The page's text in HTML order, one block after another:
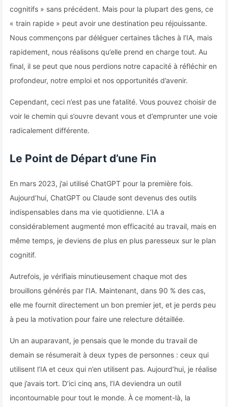
cognitifs » sans précédent. Mais pour la plupart des gens, ce
« train rapide » peut avoir une destination peu réjouissante.
Nous commençons par déléguer certaines tâches à l’IA, mais
rapidement, nous réalisons qu’elle prend en charge tout. Au
final, il se peut que nous perdions notre capacité à réfléchir en
profondeur, notre emploi et nos opportunités d’avenir.
Cependant, ceci n’est pas une fatalité. Vous pouvez choisir de
voir le chemin qui s’ouvre devant vous et d’emprunter une voie
radicalement différente.
Le Point de Départ d’une Fin
En mars 2023, j’ai utilisé ChatGPT pour la première fois.
Aujourd’hui, ChatGPT ou Claude sont devenus des outils
indispensables dans ma vie quotidienne. L’IA a
considérablement augmenté mon efficacité au travail, mais en
même temps, je deviens de plus en plus paresseux sur le plan
cognitif.
Autrefois, je vérifiais minutieusement chaque mot des
brouillons générés par l’IA. Maintenant, dans 90 % des cas,
elle me fournit directement un bon premier jet, et je perds peu
à peu la motivation pour faire une relecture détaillée.
Un an auparavant, je pensais que le monde du travail de
demain se résumerait à deux types de personnes : ceux qui
utilisent l’IA et ceux qui n’en utilisent pas. Aujourd’hui, je réalise
que j’avais tort. D’ici cinq ans, l’IA deviendra un outil
incontournable pour tout le monde. À ce moment-là, la